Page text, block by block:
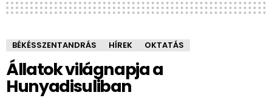
BÉKÉSSZENTANDRÁS HÍREK OKTATÁS
Állatok világnapja a
Hunyadisuliban